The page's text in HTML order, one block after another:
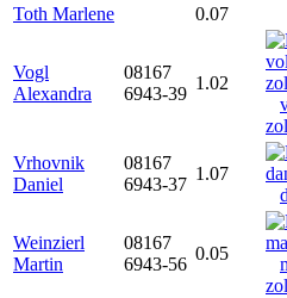
Toth Marlene
0.07
Vogl
Alexandra
08167
6943-39
1.02
Vrhovnik
Daniel
08167
6943-37
1.07
Weinzierl
Martin
08167
6943-56
0.05